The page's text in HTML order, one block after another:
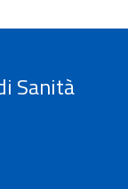
Sanità